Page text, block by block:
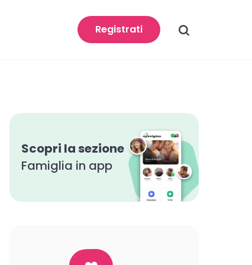
Registrati search
Scopri la sezione
Famiglia in app